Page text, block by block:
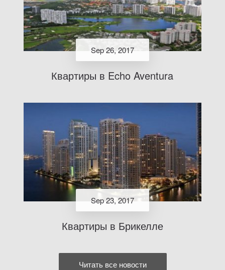
Sep 26, 2017
Квартиры в Echo Aventura
Sep 23, 2017
Квартиры в Брикелле
Читать все новости